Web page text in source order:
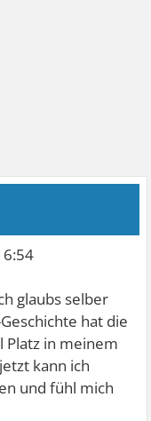
glaubs selber
hat die
Platz in meinem
kann ich
und fühl mich